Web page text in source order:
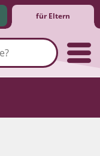
für Eltern